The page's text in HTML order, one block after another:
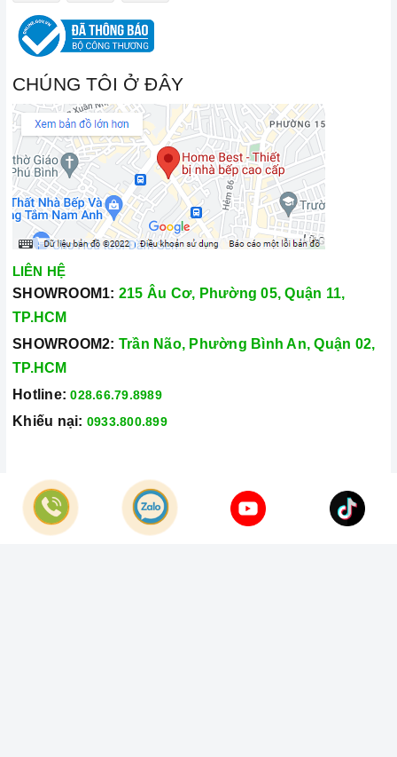
Phím điều khiển
Độ ồn tối đa
Kích thước sản phẩm 600/700 mm
Kích thước đường thoát Ống thoát D120
Điện nguồn 220V - 240V AC/50 - 60Hz
CHÚNG TÔI Ở ĐÂY
LIÊN HỆ
SHOWROOM1: 215 Âu Cơ, Phường 05, Quận 11,
TP.HCM
SHOWROOM2: Trần Não, Phường Bình An, Quận 02,
TP.HCM
Hotline: 028.66.79.8989
Khiếu nại: 0933.800.899
© Bản quyền thuộc vềCông Ty TNHH Home Best Việt Nam
Cung cấp bởi
Sapo